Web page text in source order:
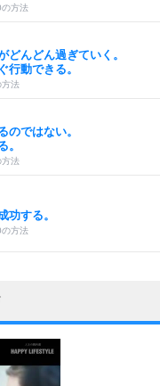
の方法
どんどん過ぎていく。
行動できる。
方法
のではない。
。
方法
功する。
の方法
見ない。
の方法